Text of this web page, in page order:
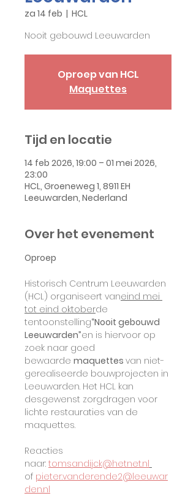
za 14 feb
  |
HCL
Nooit gebouwd Leeuwarden
Oproep van HCL
Maquettes
Tijd en locatie
14 feb 2026, 19:00 – 01 mei 2026,
23:00
HCL, Groeneweg 1, 8911 EH
Leeuwarden, Nederland
Over het evenement
Oproep
Historisch Centrum Leeuwarden
(HCL) organiseert vaneind mei
tot eind oktoberde
tentoonstelling“Nooit gebouwd
Leeuwarden”en is hiervoor op
zoek naar goed
bewaarde maquettes van niet-
gerealiseerde bouwprojecten in
Leeuwarden. Het HCL kan
desgewenst zorgdragen voor
lichte restauraties van de
maquettes.
Reacties
naar: tomsandijck@hetnet.nl
of pieter.vanderende2@leeuwar
den.nl